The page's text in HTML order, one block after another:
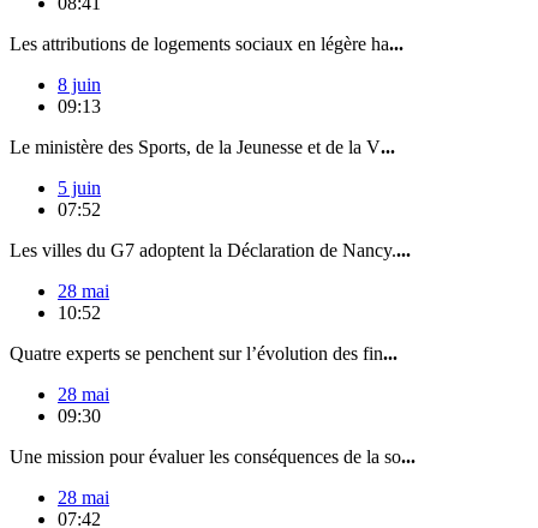
Les attributions de logements sociaux en légère ha...
8 juin
09:13
Le ministère des Sports, de la Jeunesse et de la V...
5 juin
07:52
Les villes du G7 adoptent la Déclaration de Nancy....
28 mai
10:52
Quatre experts se penchent sur l’évolution des fin...
28 mai
09:30
Une mission pour évaluer les conséquences de la so...
28 mai
07:42